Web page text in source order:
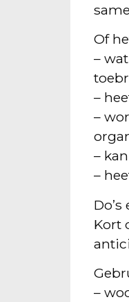
Of
–
–
–
–
–
Do’s
Kort
–